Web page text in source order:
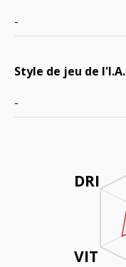
DRI
VIT
-
Style de jeu de l'I.A.
-